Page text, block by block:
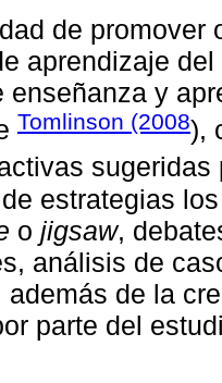
de promover
aprendizaje
enseñanza y
Tomlinson (2008),
estrategias
o jigsaw,
análisis de
además de la
parte del